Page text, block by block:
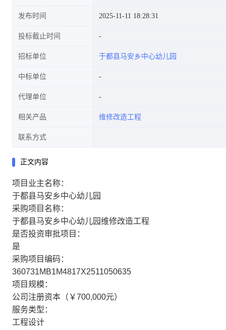
发布时间 2025-11-11 18:28:31
投标截止时间
招标单位 于都县马安乡中心幼儿园
中标单位
代理单位
相关产品 维修改造工程
联系方式
正文内容
项目业主名称：
于都县马安乡中心幼儿园
采购项目名称：
于都县马安乡中心幼儿园维修改造工程
是否投资审批项目：
是
采购项目编码：
360731MB1M4817X2511050635
项目规模：
公司注册资本（￥700,000元）
服务类型：
工程设计